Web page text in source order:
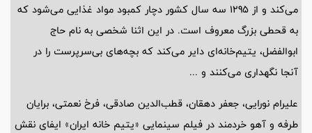
می‌کند و از 1295 سه سال کشور دچار کمبود مواد غذایی می‌شود که
به قحطی بزرگ معروف است. در این اثنا شخصی به نام حاج
ابوالفضل، یتیم‌خانه‌ای دایر می‌کند که بچه‌های بی‌سرپرست را در
آنجا نگهداری می‌کنند و ...
علیرام نورایی، جعفر دهقان، قطب‌الدین صادقی، فرخ نعمتی، برایان
طرفه و آهو خردمند در فیلم سینمایی «یتیم خانه ایران» ایفای نقش